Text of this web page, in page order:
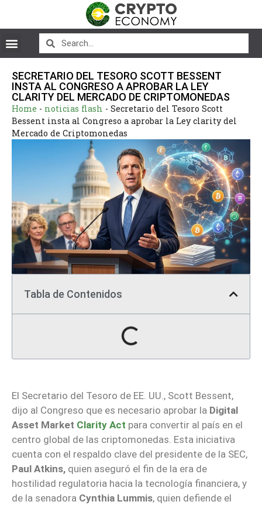
SECRETARIO DEL TESORO SCOTT BESSENT
INSTA AL CONGRESO A APROBAR LA LEY
CLARITY DEL MERCADO DE CRIPTOMONEDAS
Home - noticias flash - Secretario del Tesoro Scott
Bessent insta al Congreso a aprobar la Ley clarity del
Mercado de Criptomonedas
Tabla de Contenidos
El Secretario del Tesoro de EE. UU., Scott Bessent,
dijo al Congreso que es necesario aprobar la Digital
Asset Market Clarity Act para convertir al país en el
centro global de las criptomonedas. Esta iniciativa
cuenta con el respaldo clave del presidente de la SEC,
Paul Atkins, quien aseguró el fin de la era de
hostilidad regulatoria hacia la tecnología financiera, y
de la senadora Cynthia Lummis, quien defiende el